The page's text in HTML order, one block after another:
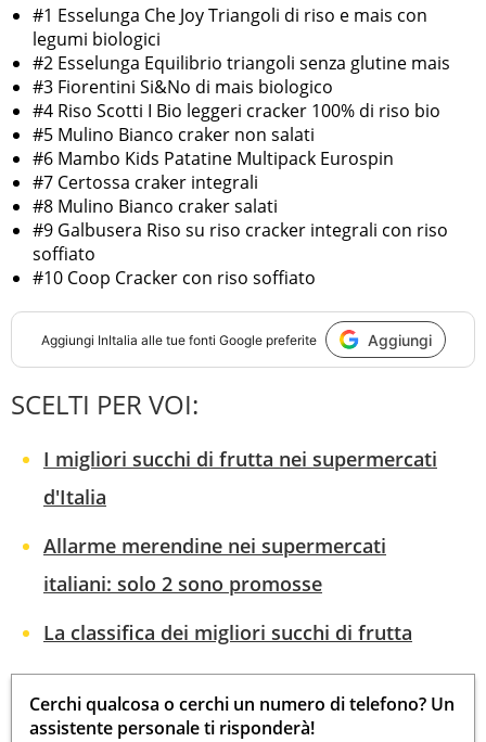
#1 Esselunga Che Joy Triangoli di riso e mais con
legumi biologici
#2 Esselunga Equilibrio triangoli senza glutine mais
#3 Fiorentini Si&No di mais biologico
#4 Riso Scotti I Bio leggeri cracker 100% di riso bio
#5 Mulino Bianco craker non salati
#6 Mambo Kids Patatine Multipack Eurospin
#7 Certossa craker integrali
#8 Mulino Bianco craker salati
#9 Galbusera Riso su riso cracker integrali con riso
soffiato
#10 Coop Cracker con riso soffiato
Aggiungi InItalia alle tue fonti Google preferite Aggiungi
SCELTI PER VOI:
I migliori succhi di frutta nei supermercati
d'Italia
Allarme merendine nei supermercati
italiani: solo 2 sono promosse
La classifica dei migliori succhi di frutta
Cerchi qualcosa o cerchi un numero di telefono? Un
assistente personale ti risponderà!